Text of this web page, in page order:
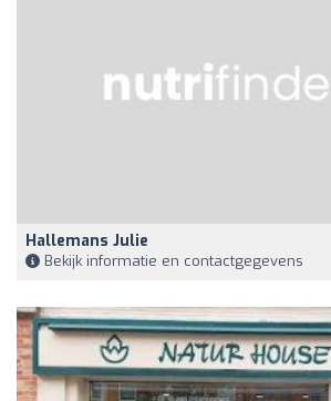
Hallemans Julie
Bekijk informatie en contactgegevens